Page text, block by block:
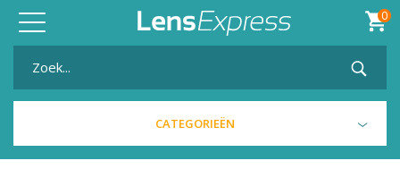
Toggle
navigation
0
CATEGORIEËN